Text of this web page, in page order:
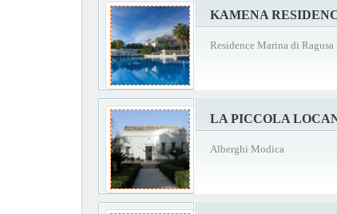
KAMENA
Residence Marina di Ragusa
LA PICCOLA
Alberghi Modica